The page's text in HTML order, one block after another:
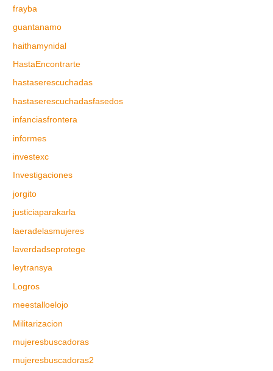
frayba
guantanamo
haithamynidal
HastaEncontrarte
hastaserescuchadas
hastaserescuchadasfasedos
infanciasfrontera
informes
investexc
Investigaciones
jorgito
justiciaparakarla
laeradelasmujeres
laverdadseprotege
leytransya
Logros
meestalloelojo
Militarizacion
mujeresbuscadoras
mujeresbuscadoras2